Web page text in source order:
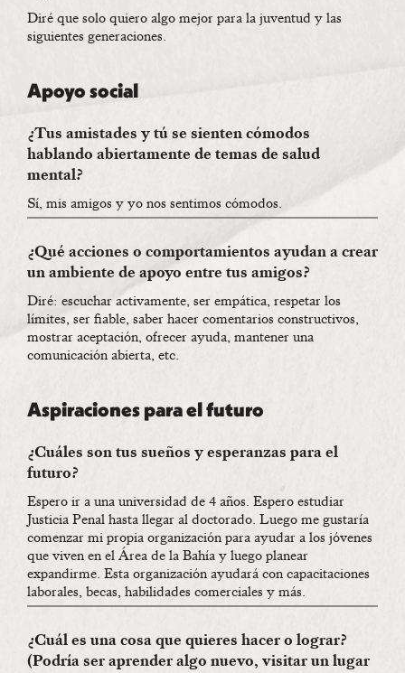
Diré que solo quiero algo mejor para la juventud y las
siguientes generaciones.
Apoyo social
¿Tus amistades y tú se sienten cómodos
hablando abiertamente de temas de salud
mental?
Sí, mis amigos y yo nos sentimos cómodos.
¿Qué acciones o comportamientos ayudan a crear
un ambiente de apoyo entre tus amigos?
Diré: escuchar activamente, ser empática, respetar los
límites, ser fiable, saber hacer comentarios constructivos,
mostrar aceptación, ofrecer ayuda, mantener una
comunicación abierta, etc.
Aspiraciones para el futuro
¿Cuáles son tus sueños y esperanzas para el
futuro?
Espero ir a una universidad de 4 años. Espero estudiar
Justicia Penal hasta llegar al doctorado. Luego me gustaría
comenzar mi propia organización para ayudar a los jóvenes
que viven en el Área de la Bahía y luego planear
expandirme. Esta organización ayudará con capacitaciones
laborales, becas, habilidades comerciales y más.
¿Cuál es una cosa que quieres hacer o lograr?
(Podría ser aprender algo nuevo, visitar un lugar